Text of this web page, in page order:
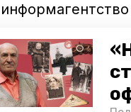
Ранее глава
построенный
Восточном.
к нему